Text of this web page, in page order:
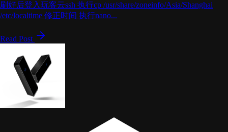
刷好后登入玩客云ssh 执行cp /usr/share/zoneinfo/Asia/Shanghai
/etc/localtime 修正时间 执行nano...
Read Post